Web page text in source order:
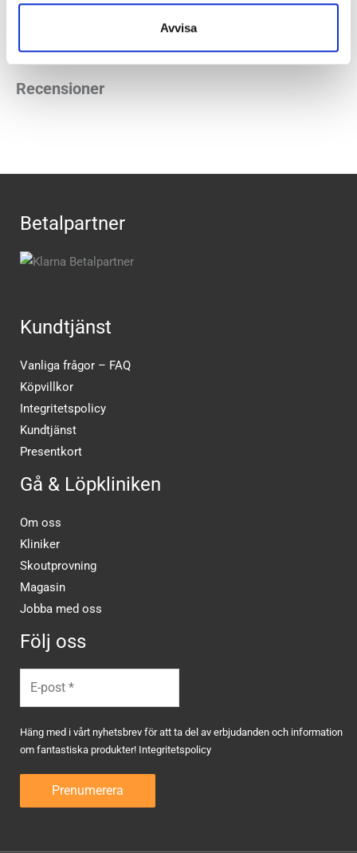
Avvisa
Butiker: Stockholm Hornstull,Stockholm Odengatan,
Umeå,Uppsala
Recensioner
Betalpartner
Kundtjänst
Vanliga frågor – FAQ
Köpvillkor
Integritetspolicy
Kundtjänst
Presentkort
Gå & Löpkliniken
Om oss
Kliniker
Skoutprovning
Magasin
Jobba med oss
Följ oss
Häng med i vårt nyhetsbrev för att ta del av erbjudanden och information
om fantastiska produkter! Integritetspolicy